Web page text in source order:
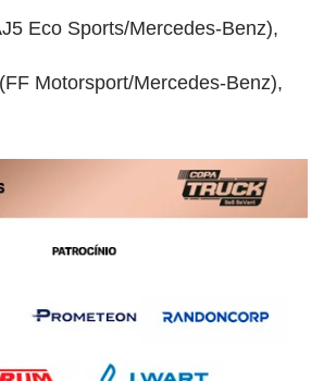
Eco Sports/Mercedes-Benz),
Motorsport/Mercedes-Benz),